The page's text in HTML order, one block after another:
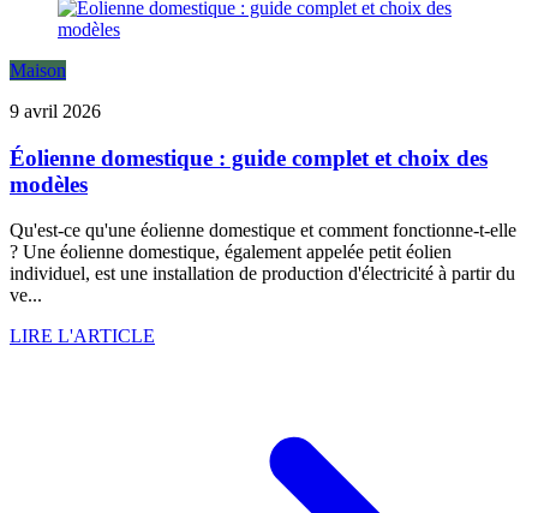
Maison
9 avril 2026
Éolienne domestique : guide complet et choix des
modèles
Qu'est-ce qu'une éolienne domestique et comment fonctionne-t-elle
? Une éolienne domestique, également appelée petit éolien
individuel, est une installation de production d'électricité à partir du
ve...
LIRE L'ARTICLE